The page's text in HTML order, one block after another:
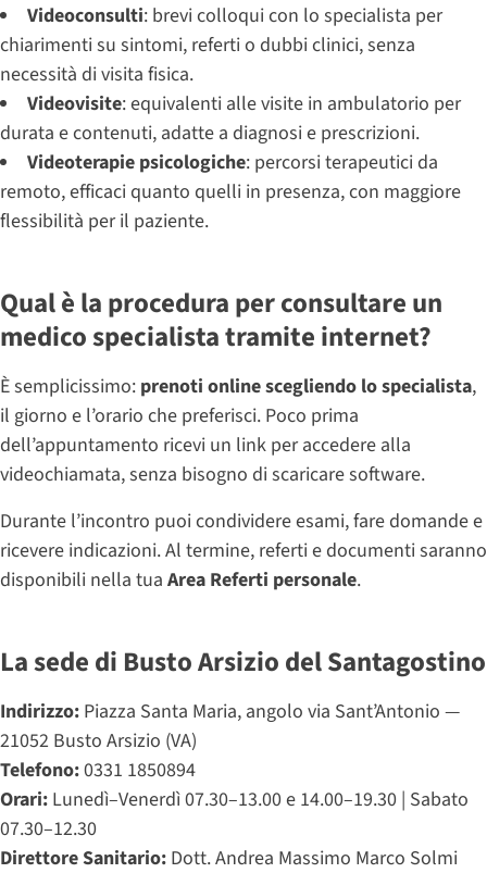
Videoconsulti: brevi colloqui con lo specialista per
chiarimenti su sintomi, referti o dubbi clinici, senza
necessità di visita fisica.
Videovisite: equivalenti alle visite in ambulatorio per
durata e contenuti, adatte a diagnosi e prescrizioni.
Videoterapie psicologiche: percorsi terapeutici da
remoto, efficaci quanto quelli in presenza, con maggiore
flessibilità per il paziente.
Qual è la procedura per consultare un
medico specialista tramite internet?
È semplicissimo: prenoti online scegliendo lo specialista,
il giorno e l’orario che preferisci. Poco prima
dell’appuntamento ricevi un link per accedere alla
videochiamata, senza bisogno di scaricare software.
Durante l’incontro puoi condividere esami, fare domande e
ricevere indicazioni. Al termine, referti e documenti saranno
disponibili nella tua Area Referti personale.
La sede di Busto Arsizio del Santagostino
Indirizzo: Piazza Santa Maria, angolo via Sant’Antonio —
21052 Busto Arsizio (VA)
Telefono:0331 1850894
Orari: Lunedì–Venerdì 07.30–13.00 e 14.00–19.30 | Sabato
07.30–12.30
Direttore Sanitario: Dott. Andrea Massimo Marco Solmi